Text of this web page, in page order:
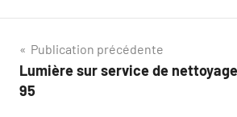
Navigation
de
Publication précédente
Lumière sur service de
95